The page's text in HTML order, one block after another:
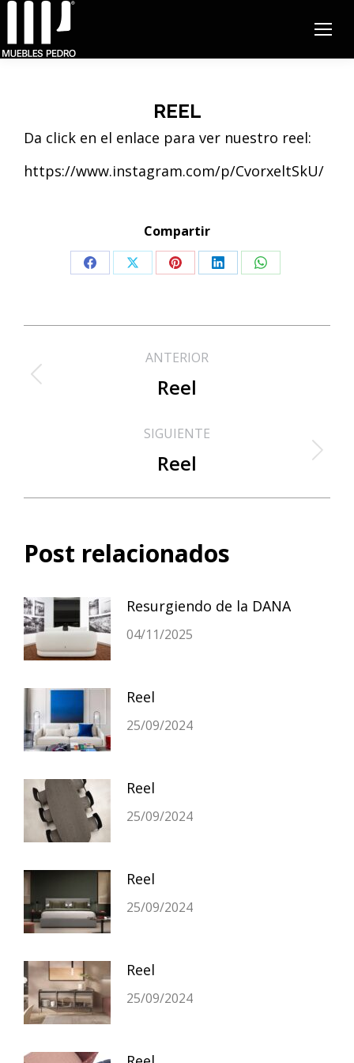
REEL
Da click en el enlace para ver nuestro reel:
https://www.instagram.com/p/CvorxeltSkU/
Compartir
Share
Facebook
Share
X
Share
Pinterest
Share
LinkedIn
Share
WhatsApp
Navegación
entre
publicaciones
ANTERIOR
Publicación
Reel
SIGUIENTE
Publicación
Reel
Post relacionados
Resurgiendo de la DANA
04/11/2025
Reel
25/09/2024
Reel
25/09/2024
Reel
25/09/2024
Reel
25/09/2024